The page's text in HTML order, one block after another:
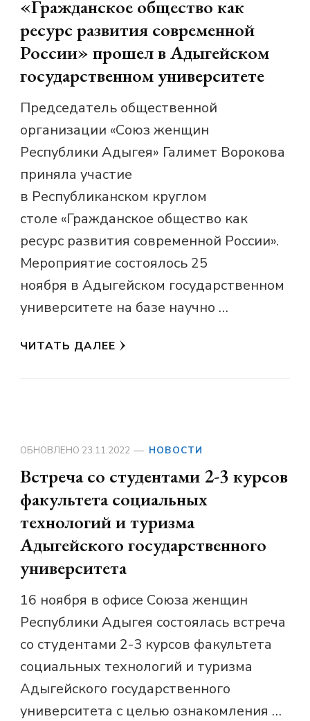
«Гражданское общество как
ресурс развития современной
России» прошел в Адыгейском
государственном университете
Председатель общественной
организации «Союз женщин
Республики Адыгея» Галимет Ворокова
приняла участие
в Республиканском круглом
столе «Гражданское общество как
ресурс развития современной России».
Мероприятие состоялось 25
ноября в Адыгейском государственном
университете на базе научно …
ЧИТАТЬ ДАЛЕЕ
ОБНОВЛЕНО 23.11.2022 НОВОСТИ
Встреча со студентами 2-3 курсов
факультета социальных
технологий и туризма
Адыгейского государственного
университета
16 ноября в офисе Союза женщин
Республики Адыгея состоялась встреча
со студентами 2-3 курсов факультета
социальных технологий и туризма
Адыгейского государственного
университета с целью ознакомления …